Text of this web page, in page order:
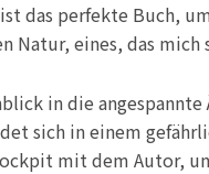
das perfekte Buch,
Natur, eines, das
in die
sich in einem
mit dem Autor,